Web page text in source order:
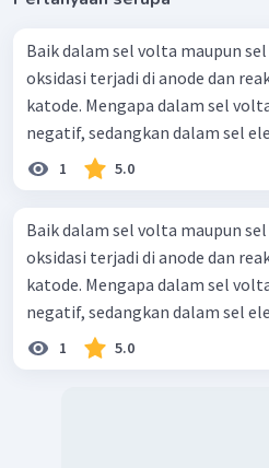
Baik dalam sel volta maupun
oksidasi terjadi di anode dan
katode. Mengapa dalam sel
negatif, sedangkan dalam sel
1 5.0
Baik dalam sel volta maupun
oksidasi terjadi di anode dan
katode. Mengapa dalam sel
negatif, sedangkan dalam sel
1 5.0